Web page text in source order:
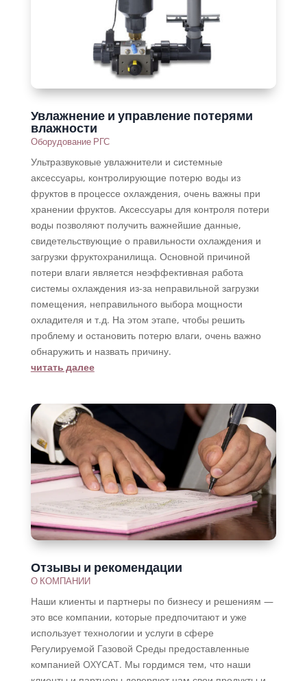
Увлажнение и управление потерями
влажности
Оборудование РГС
Ультразвуковые увлажнители и системные
аксессуары, контролирующие потерю воды из
фруктов в процессе охлаждения, очень важны при
хранении фруктов. Аксессуары для контроля потери
воды позволяют получить важнейшие данные,
свидетельствующие о правильности охлаждения и
загрузки фруктохранилища. Основной причиной
потери влаги является неэффективная работа
системы охлаждения из-за неправильной загрузки
помещения, неправильного выбора мощности
охладителя и т.д. На этом этапе, чтобы решить
проблему и остановить потерю влаги, очень важно
обнаружить и назвать причину.
читать далее
Отзывы и рекомендации
О КОМПАНИИ
Наши клиенты и партнеры по бизнесу и решениям —
это все компании, которые предпочитают и уже
использует технологии и услуги в сфере
Регулируемой Газовой Среды предоставленные
компанией OXYCAT. Мы гордимся тем, что наши